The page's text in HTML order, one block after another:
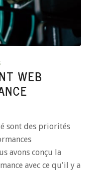
WEB
sont des priorités
avons conçu la
avec ce qu'il y a